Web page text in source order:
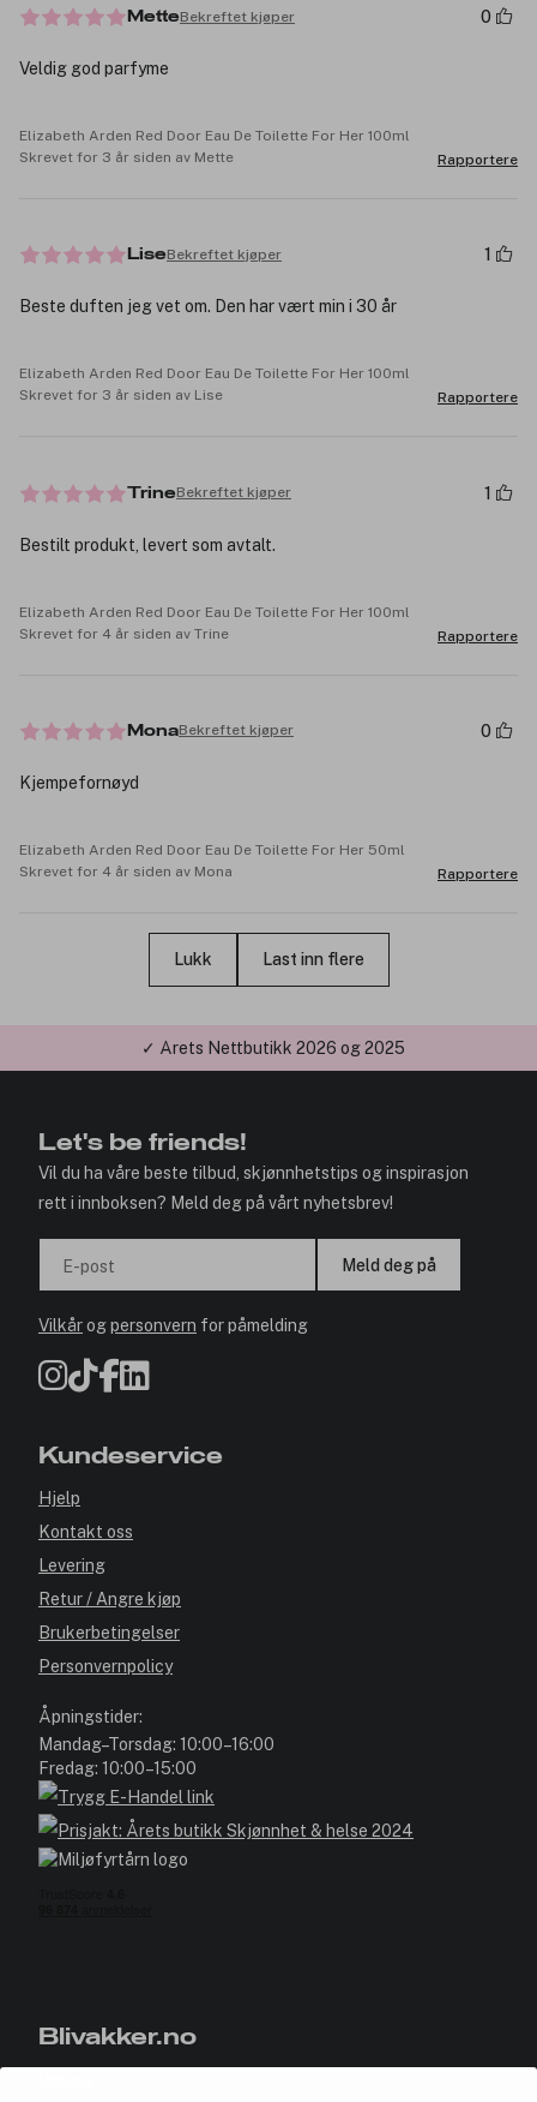
MetteBekreftet kjøper 0
Veldig god parfyme
Elizabeth Arden Red Door Eau De Toilette For Her 100ml
Skrevet for 3 år siden av Mette
Rapportere
LiseBekreftet kjøper 1
Beste duften jeg vet om. Den har vært min i 30 år
Elizabeth Arden Red Door Eau De Toilette For Her 100ml
Skrevet for 3 år siden av Lise
Rapportere
TrineBekreftet kjøper 1
Bestilt produkt, levert som avtalt.
Elizabeth Arden Red Door Eau De Toilette For Her 100ml
Skrevet for 4 år siden av Trine
Rapportere
MonaBekreftet kjøper 0
Kjempefornøyd
Elizabeth Arden Red Door Eau De Toilette For Her 50ml
Skrevet for 4 år siden av Mona
Rapportere
Lukk Last inn flere
✓ Årets Nettbutikk 2026 og 2025
Let's be friends!
Vil du ha våre beste tilbud, skjønnhetstips og inspirasjon
rett i innboksen? Meld deg på vårt nyhetsbrev!
E-post Meld deg på
Vilkårogpersonvern for påmelding
Kundeservice
Hjelp
Kontakt oss
Levering
Retur / Angre kjøp
Brukerbetingelser
Personvernpolicy
Åpningstider:
Mandag–Torsdag: 10:00–16:00
Fredag: 10:00–15:00
Blivakker.no